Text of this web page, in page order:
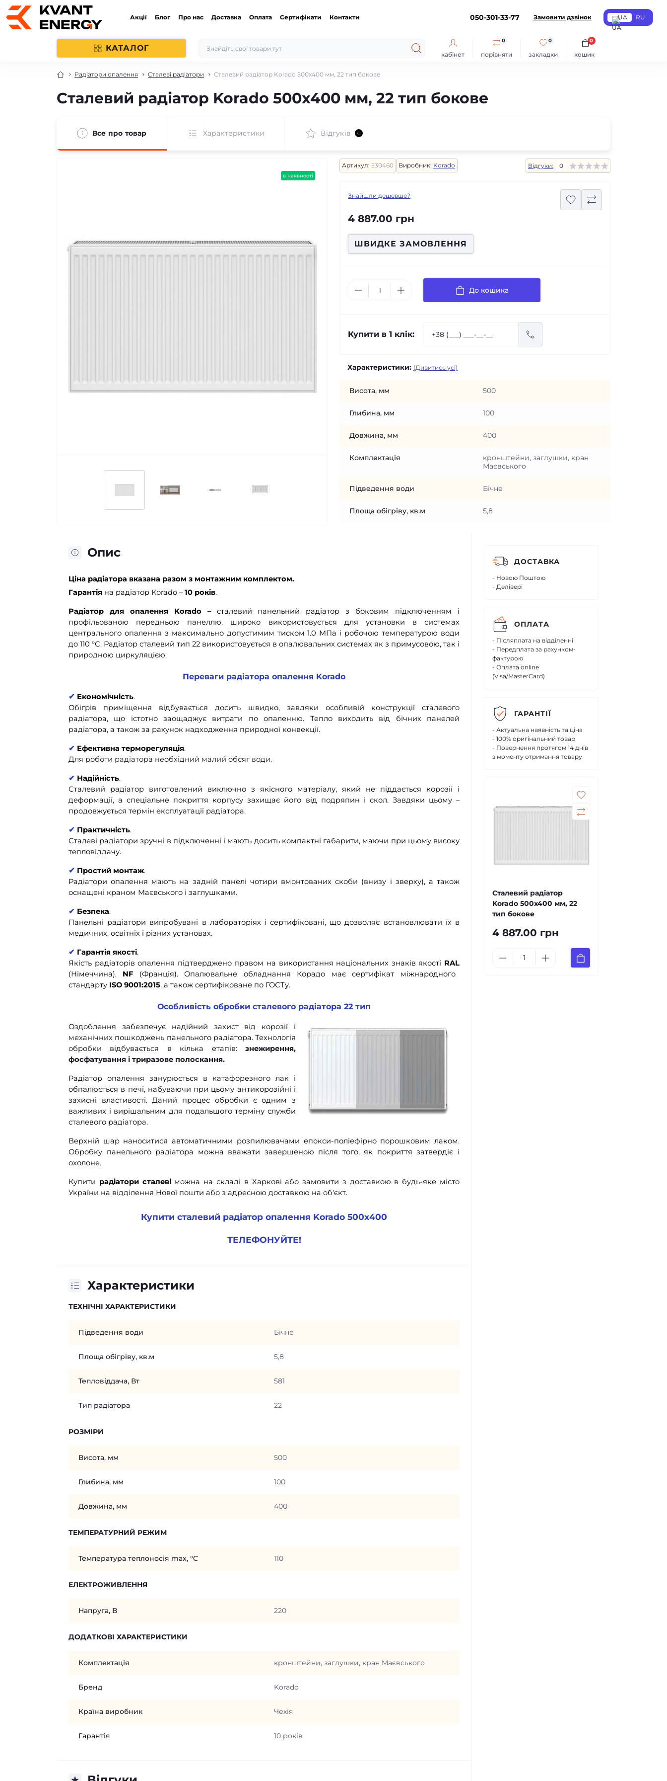
Акції Блог Про нас Доставка Оплата Сертифікати Контакти 050-301-33-77 Замовити дзвінок UA RU
КАТАЛОГ
кабінет порівняти
0
закладки
0
кошик
0
Радіатори опалення Сталеві радіатори Сталевий радіатор Korado 500x400 мм, 22 тип бокове
Сталевий радіатор Korado 500x400 мм, 22 тип бокове
Все про товар Характеристики Відгуків 0
в наявності
Артикул: 530460 Виробник: Korado Відгуки: 0
Знайшли дешевше?
4 887.00 грн
ШВИДКЕ ЗАМОВЛЕННЯ
До кошика
Купити в 1 клік:
Характеристики: (Дивитись усі)
Висота, мм 500
Глибина, мм 100
Довжина, мм 400
Комплектація
кронштейни, заглушки, кран
Маєвського
Підведення води Бічне
Площа обігріву, кв.м 5,8
Опис
Ціна радіатора вказана разом з монтажним комплектом.
Гарантія на радіатор Korado –10 років.
Радіатор для опалення Korado – сталевий панельний радіатор з боковим підключенням і
профільованою передньою панеллю, широко використовується для установки в системах
центрального опалення з максимально допустимим тиском 1.0 МПа і робочою температурою води
до 110 °С. Радіатор сталевий тип 22 використовується в опалювальних системах як з примусовою, так і
природною циркуляцією.
Переваги радіатора опалення Korado
✔ Економічність.
Обігрів приміщення відбувається досить швидко, завдяки особливій конструкції сталевого
радіатора, що істотно заощаджує витрати по опаленню. Тепло виходить від бічних панелей
радіатора, а також за рахунок надходження природної конвекції.
✔ Ефективна терморегуляція.
Для роботи радіатора необхідний малий обсяг води.
✔ Надійність.
Сталевий радіатор виготовлений виключно з якісного матеріалу, який не піддається корозії і
деформації, а спеціальне покриття корпусу захищає його від подряпин і скол. Завдяки цьому –
продовжується термін експлуатації радіатора.
✔ Практичність.
Сталеві радіатори зручні в підключенні і мають досить компактні габарити, маючи при цьому високу
тепловіддачу.
✔ Простий монтаж.
Радіатори опалення мають на задній панелі чотири вмонтованих скоби (внизу і зверху), а також
оснащені краном Маєвського і заглушками.
✔ Безпека.
Панельні радіатори випробувані в лабораторіях і сертифіковані, що дозволяє встановлювати їх в
медичних, освітніх і різних установах.
✔ Гарантія якості.
Якість радіаторів опалення підтверджено правом на використання національних знаків якості RAL
(Німеччина), NF (Франція). Опалювальне обладнання Корадо має сертифікат міжнародного
стандарту ISO 9001:2015, а також сертифіковане по ГОСТу.
Особливість обробки сталевого радіатора 22 тип
Оздоблення забезпечує надійний захист від корозії і
механічних пошкоджень панельного радіатора. Технологія
обробки відбувається в кілька етапів:
знежирення,
фосфатування і триразове полоскання.
Радіатор опалення занурюється в катафорезного лак і
обпалюється в печі, набуваючи при цьому антикорозійні і
захисні властивості. Даний процес обробки є одним з
важливих і вирішальним для подальшого терміну служби
сталевого радіатора.
Верхній шар наноситися автоматичними розпилювачами епокси-поліефірно порошковим лаком.
Обробку панельного радіатора можна вважати завершеною після того, як покриття затвердіє і
охолоне.
Купити радіатори сталеві можна на складі в Харкові або замовити з доставкою в будь-яке місто
України на відділення Нової пошти або з адресною доставкою на об'єкт.
Купити сталевий радіатор опалення Korado 500х400
ТЕЛЕФОНУЙТЕ!
Характеристики
ТЕХНІЧНІ ХАРАКТЕРИСТИКИ
Підведення води Бічне
Площа обігріву, кв.м 5,8
Тепловіддача, Вт 581
Тип радіатора 22
РОЗМІРИ
Висота, мм 500
Глибина, мм 100
Довжина, мм 400
ТЕМПЕРАТУРНИЙ РЕЖИМ
Температура теплоносія max, °C 110
ЕЛЕКТРОЖИВЛЕННЯ
Напруга, В 220
ДОДАТКОВІ ХАРАКТЕРИСТИКИ
Комплектація кронштейни, заглушки, кран Маєвського
Бренд Korado
Країна виробник Чехія
Гарантія 10 років
ДОСТАВКА
- Новою Поштою
- Делівері
ОПЛАТА
- Післяплата на відділенні
- Передплата за рахунком-
фактурою
- Оплата online
(Visa/MasterCard)
ГАРАНТІЇ
- Актуальна наявність та ціна
- 100% оригінальний товар
- Повернення протягом 14 днів
з моменту отримання товару
Сталевий радіатор
Korado 500x400 мм, 22
тип бокове
4 887.00 грн